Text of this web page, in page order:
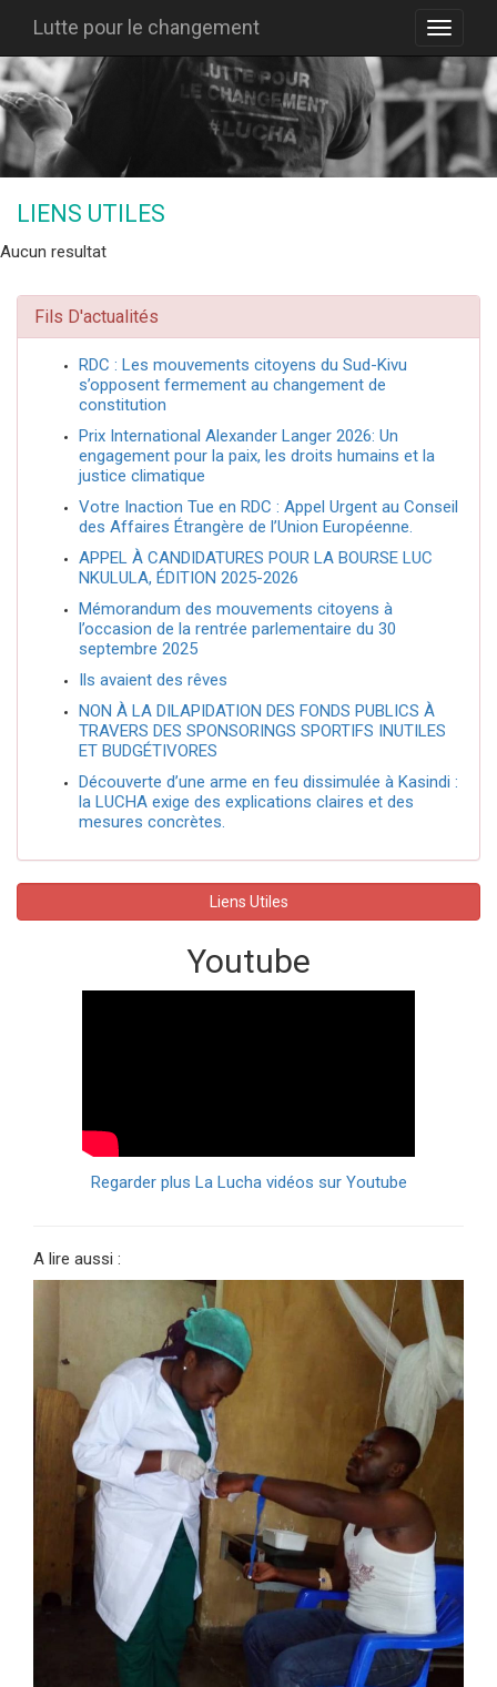
Lutte pour le changement
LIENS UTILES
Aucun resultat
Fils D'actualités
RDC : Les mouvements citoyens du Sud-Kivu
s’opposent fermement au changement de
constitution
Prix International Alexander Langer 2026: Un
engagement pour la paix, les droits humains et la
justice climatique
Votre Inaction Tue en RDC : Appel Urgent au Conseil
des Affaires Étrangère de l’Union Européenne.
APPEL À CANDIDATURES POUR LA BOURSE LUC
NKULULA, ÉDITION 2025-2026
Mémorandum des mouvements citoyens à
l’occasion de la rentrée parlementaire du 30
septembre 2025
Ils avaient des rêves
NON À LA DILAPIDATION DES FONDS PUBLICS À
TRAVERS DES SPONSORINGS SPORTIFS INUTILES
ET BUDGÉTIVORES
Découverte d’une arme en feu dissimulée à Kasindi :
la LUCHA exige des explications claires et des
mesures concrètes.
Liens Utiles
Youtube
Regarder plus La Lucha vidéos sur Youtube
A lire aussi :